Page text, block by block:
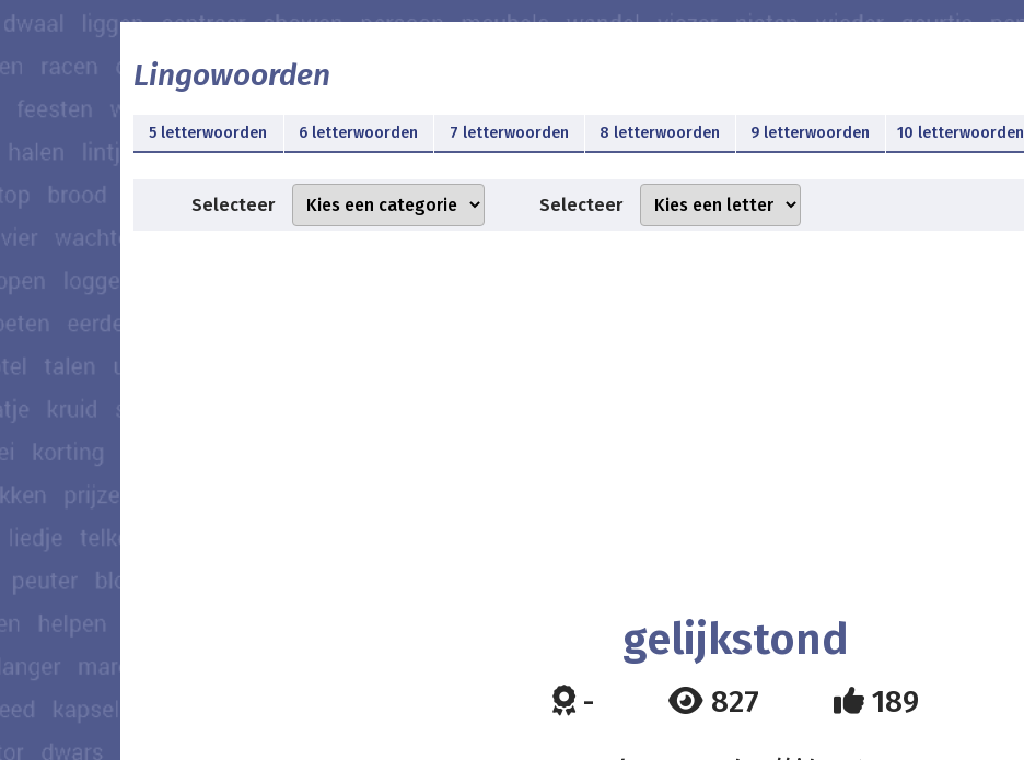
Lingowoorden
5 letterwoorden 6 letterwoorden 7 letterwoorden 8 letterwoorden 9 letterwoorden 10 letterwoorden
Selecteer Selecteer
gelijkstond
- 827 189